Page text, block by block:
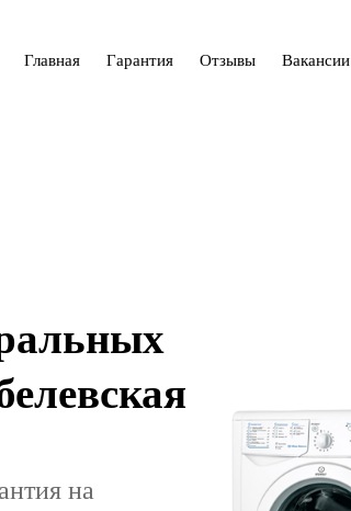
Главная Гарантия Отзывы Вакансии
на